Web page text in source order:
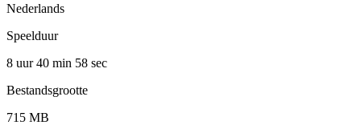
Nederlands
Speelduur
8 uur 40 min 58 sec
Bestandsgrootte
715 MB